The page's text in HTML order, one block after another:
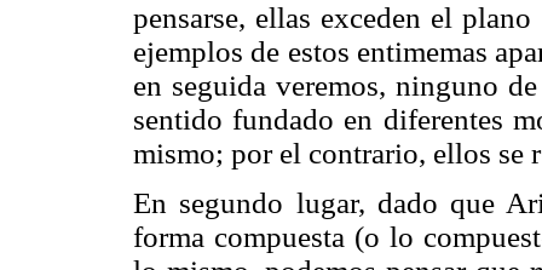
pensarse, ellas exceden el
ejemplos de estos entimemas
en seguida veremos, ninguno
sentido fundado en diferentes
mismo; por el contrario, ellos se
En segundo lugar, dado que
forma compuesta (o lo